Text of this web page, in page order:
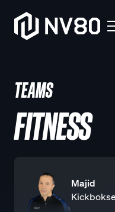
TEAMS
FITNESS
Majid